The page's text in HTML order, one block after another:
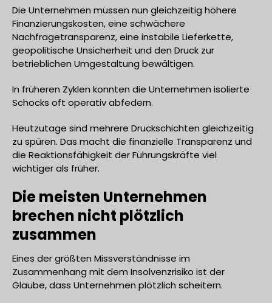
Die Unternehmen müssen nun gleichzeitig höhere
Finanzierungskosten, eine schwächere
Nachfragetransparenz, eine instabile Lieferkette,
geopolitische Unsicherheit und den Druck zur
betrieblichen Umgestaltung bewältigen.
In früheren Zyklen konnten die Unternehmen isolierte
Schocks oft operativ abfedern.
Heutzutage sind mehrere Druckschichten gleichzeitig
zu spüren. Das macht die finanzielle Transparenz und
die Reaktionsfähigkeit der Führungskräfte viel
wichtiger als früher.
Die meisten Unternehmen
brechen nicht plötzlich
zusammen
Eines der größten Missverständnisse im
Zusammenhang mit dem Insolvenzrisiko ist der
Glaube, dass Unternehmen plötzlich scheitern.